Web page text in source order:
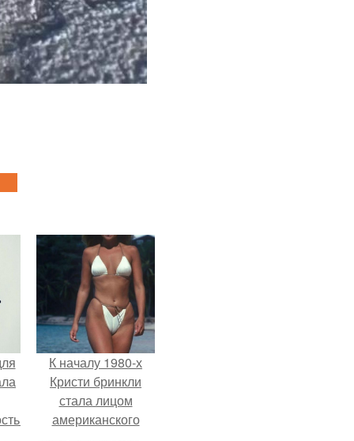
К началу 1980-х
Кристи бринкли
стала лицом
американского